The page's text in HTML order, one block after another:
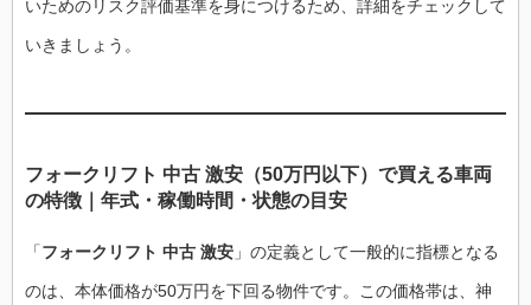
いためのリスク評価基準を身につけるため、詳細をチェックして
いきましょう。
フォークリフト 中古 激安（50万円以下）で買える車両
の特徴｜年式・稼働時間・状態の目安
「フォークリフト 中古 激安 」の定義として一般的に指標となる
のは、本体価格が50万円を下回る物件です。この価格帯は、神